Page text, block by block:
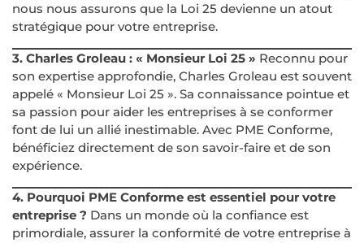
nous nous assurons que la Loi 25 devienne un atout
stratégique pour votre entreprise.
3. Charles Groleau : « Monsieur Loi 25 » Reconnu pour
son expertise approfondie, Charles Groleau est souvent
appelé « Monsieur Loi 25 ». Sa connaissance pointue et
sa passion pour aider les entreprises à se conformer
font de lui un allié inestimable. Avec PME Conforme,
bénéficiez directement de son savoir-faire et de son
expérience.
4. Pourquoi PME Conforme est essentiel pour votre
entreprise ? Dans un monde où la confiance est
primordiale, assurer la conformité de votre entreprise à